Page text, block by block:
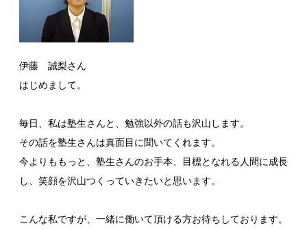
伊藤 誠梨さん
はじめまして。
毎日、私は塾生さんと、勉強以外の話も沢山します。
その話を塾生さんは真面目に聞いてくれます。
今よりももっと、塾生さんのお手本、目標となれる人間に成長
し、笑顔を沢山つくっていきたいと思います。
こんな私ですが、一緒に働いて頂ける方お待ちしております。